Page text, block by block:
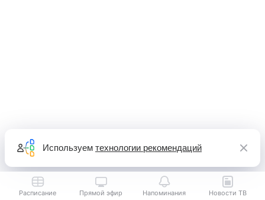
Расписание Прямой эфир Напоминания Новости ТВ
Используем технологии рекомендаций